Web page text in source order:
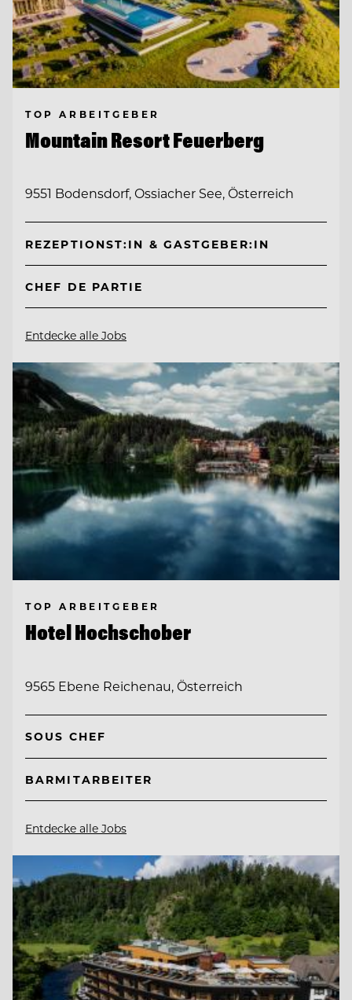
TOP ARBEITGEBER
Mountain Resort Feuerberg
9551 Bodensdorf, Ossiacher See, Österreich
REZEPTIONST:IN & GASTGEBER:IN
CHEF DE PARTIE
Entdecke alle Jobs
TOP ARBEITGEBER
Hotel Hochschober
9565 Ebene Reichenau, Österreich
SOUS CHEF
BARMITARBEITER
Entdecke alle Jobs